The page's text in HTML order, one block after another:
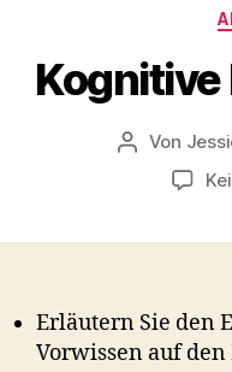
Von
Erläutern Sie den
Vorwissen auf